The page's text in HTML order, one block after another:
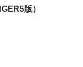
版）